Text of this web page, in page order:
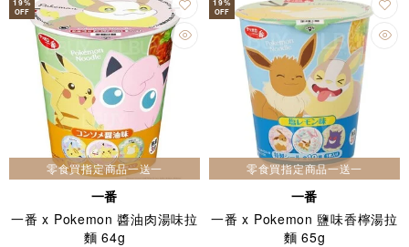
19%
OFF
零食買指定商品一送一
一番
一番 x Pokemon 醬油肉湯味拉
麵 64g
19%
OFF
零食買指定商品一送一
一番
一番 x Pokemon 鹽味香檸湯拉
麵 65g